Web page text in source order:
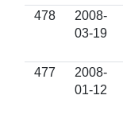
478
2008-
03-19
477
2008-
01-12